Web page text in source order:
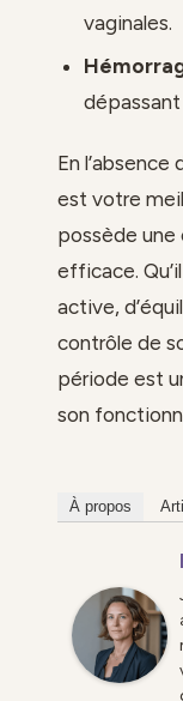
vaginales.
En
est votre
possède une
efficace.
active,
contrôle de
période est
son
À propos